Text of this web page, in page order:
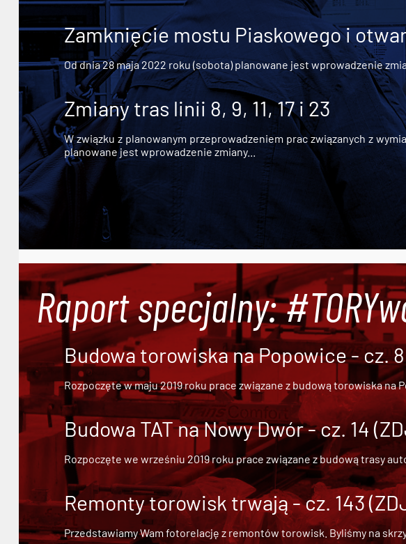
Zamknięcie mostu Piaskowego i
Od dnia 28 maja 2022 roku (sobota) planowane jest wprowadzenie
Zmiany tras linii 8, 9, 11, 17 i 23
W związku z planowanym przeprowadzeniem prac związanych z
planowane jest wprowadzenie zmiany...
Raport specjalny:
Budowa torowiska na Popowice - cz.
Rozpoczęte w maju 2019 roku prace związane z budową torowiska na
Budowa TAT na Nowy Dwór - cz. 14
Rozpoczęte we wrześniu 2019 roku prace związane zbudową trasy
Remonty torowisk trwają - cz. 143
Przedstawiamy Wam fotorelację z remontów torowisk. Byliśmy na